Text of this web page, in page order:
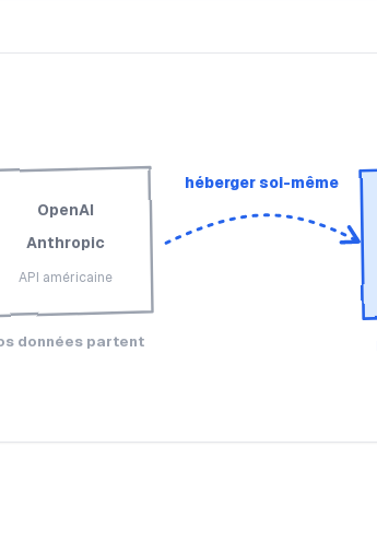
OpenAI
Anthropic
API américaine
héberger soi-même
données partent